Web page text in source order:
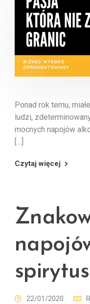
Ponad rok temu,
ludzi,
mocnych napojów
[…]
Czytaj więcej
22/01/2020